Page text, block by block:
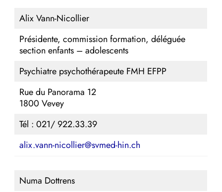
Alix Vann-Nicollier
Présidente, commission formation, déléguée
section enfants – adolescents
Psychiatre psychothérapeute FMH EFPP
Rue du Panorama 12
1800 Vevey
Tél : 021/ 922.33.39
alix.vann-nicollier@svmed-hin.ch
Numa Dottrens